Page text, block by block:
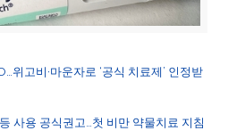
위고비·마운자로 ‘공식 치료제’ 인정받
등 사용 공식권고…첫 비만 약물치료 지침